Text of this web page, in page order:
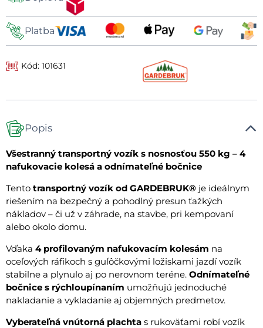
Platba
Kód: 101631
Popis
Všestranný transportný vozík s nosnosťou 550 kg – 4
nafukovacie kolesá a odnímateľné bočnice
Tento transportný vozík od GARDEBRUK® je ideálnym
riešením na bezpečný a pohodlný presun ťažkých
nákladov – či už v záhrade, na stavbe, pri kempovaní
alebo okolo domu.
Vďaka 4 profilovaným nafukovacím kolesám na
oceľových ráfikoch s guľôčkovými ložiskami jazdí vozík
stabilne a plynulo aj po nerovnom teréne. Odnímateľné
bočnice s rýchloupínaním umožňujú jednoduché
nakladanie a vykladanie aj objemných predmetov.
Vyberateľná vnútorná plachta s rukoväťami robí vozík